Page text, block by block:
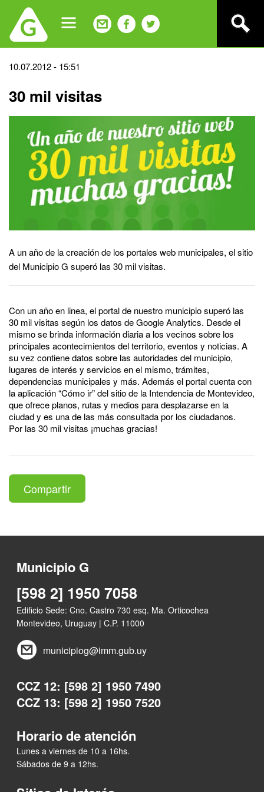
navigation
Back
top
10.07.2012 - 15:51
30 mil visitas
A un año de la creación de los portales web municipales, el sitio
del Municipio G superó las 30 mil visitas.
Con un año en linea, el portal de nuestro municipio superó las
30 mil visitas según los datos de Google Analytics. Desde el
mismo se brinda información diaria a los vecinos sobre los
principales acontecimientos del territorio, eventos y noticias. A
su vez contiene datos sobre las autoridades del municipio,
lugares de interés y servicios en el mismo, trámites,
dependencias municipales y más. Además el portal cuenta con
la aplicación “Cómo ir” del sitio de la Intendencia de Montevideo,
que ofrece planos, rutas y medios para desplazarse en la
ciudad y es una de las más consultada por los ciudadanos.
Por las 30 mil visitas ¡muchas gracias!
Compartir
Municipio G
[598 2] 1950 7058
Edificio Sede: Cno. Castro 730 esq. Ma. Orticochea
Montevideo, Uruguay | C.P. 11000
municipiog@imm.gub.uy
CCZ 12: [598 2] 1950 7490
CCZ 13: [598 2] 1950 7520
Horario de atención
Lunes a viernes de 10 a 16hs.
Sábados de 9 a 12hs.